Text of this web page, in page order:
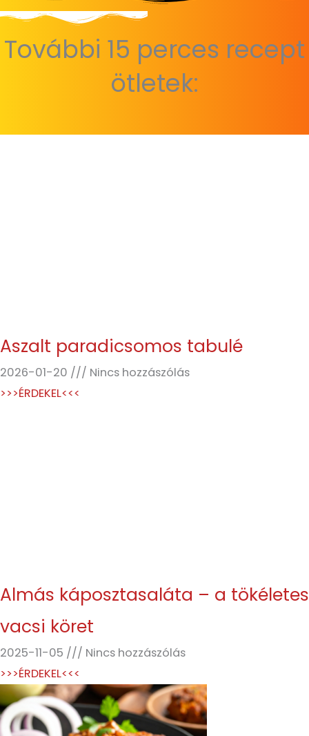
További 15 perces recept
ötletek:
Aszalt paradicsomos tabulé
2026-01-20
Nincs hozzászólás
>>>ÉRDEKEL<<<
Almás káposztasaláta – a tökéletes
vacsi köret
2025-11-05
Nincs hozzászólás
>>>ÉRDEKEL<<<